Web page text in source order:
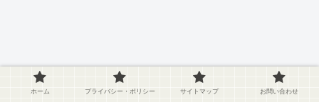
ホーム プライバシー・ポリシー サイトマップ お問い合わせ